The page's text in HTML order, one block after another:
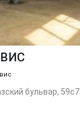
бульвар, 59с7